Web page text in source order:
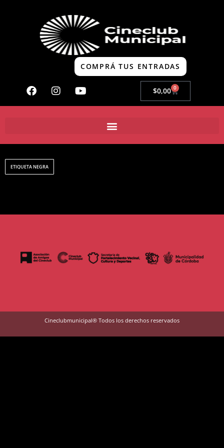
COMPRÁ TUS ENTRADAS
$0,00 0
ETIQUETA NEGRA
Cineclubmunicipal® Todos los derechos reservados